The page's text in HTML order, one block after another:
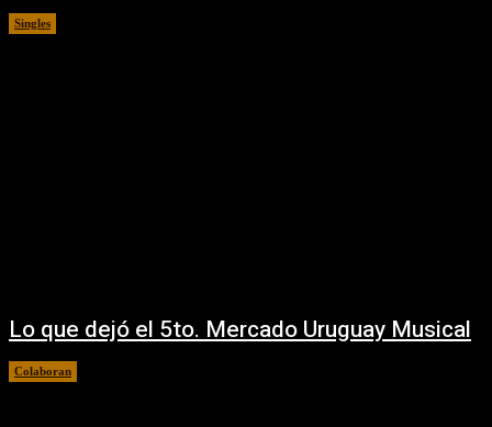
Singles
Lo que dejó el 5to. Mercado Uruguay Musical
Colaboran